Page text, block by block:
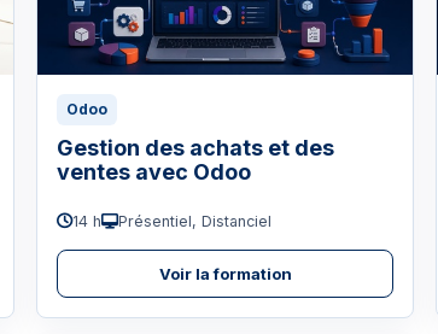
Odoo
Gestion des achats et des
ventes avec Odoo
14 h Présentiel, Distanciel
Voir la formation